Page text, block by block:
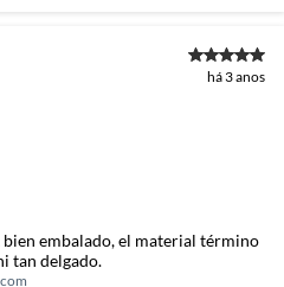
há 3 anos
embalado, el material término
tan delgado.